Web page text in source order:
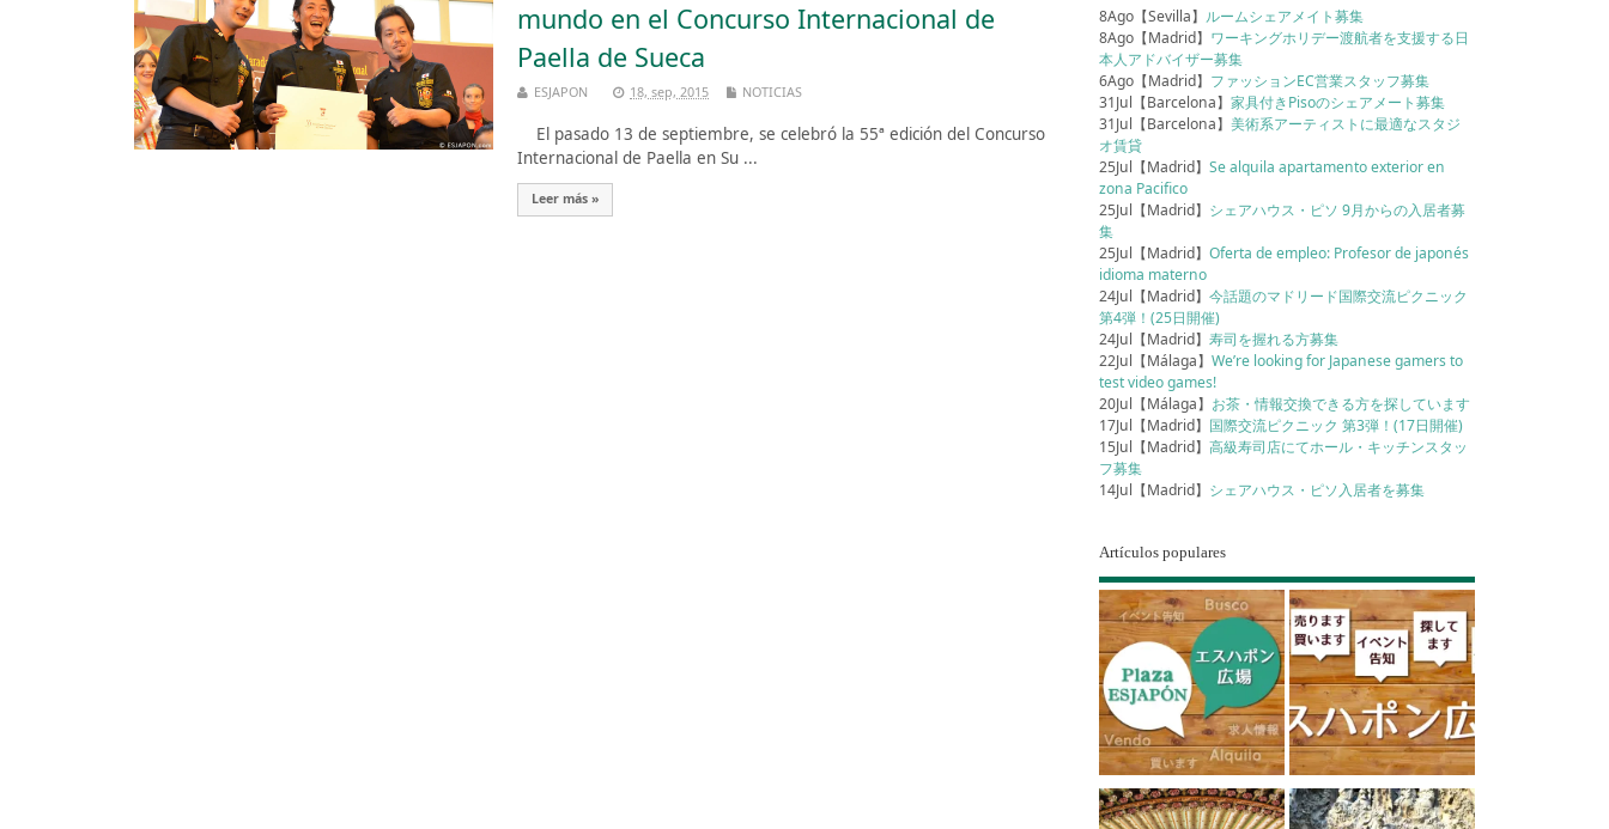
mundo en el Concurso Internacional de
Paella de Sueca
ESJAPON 18, sep, 2015 NOTICIAS
El pasado 13 de septiembre, se celebró la 55ª edición del Concurso
Internacional de Paella en Su ...
Leer más »
8Ago【Sevilla】 ルームシェアメイト募集
8Ago【Madrid】 ワーキングホリデー渡航者を支援する日
本人アドバイザー募集
6Ago【Madrid】 ファッションEC営業スタッフ募集
31Jul【Barcelona】家具付きPisoのシェアメート募集
31Jul【Barcelona】美術系アーティストに最適なスタジ
オ賃貸
25Jul【Madrid】Se alquila apartamento exterior en
zona Pacifico
25Jul【Madrid】 シェアハウス・ピソ 9月からの入居者募
集
25Jul【Madrid】Oferta de empleo: Profesor de japonés
idioma materno
24Jul【Madrid】今話題のマドリード国際交流ピクニック
第4弾！(25日開催)
24Jul【Madrid】寿司を握れる方募集
22Jul【Málaga】We’re looking for Japanese gamers to
test video games!
20Jul【Málaga】 お茶・情報交換できる方を探しています
17Jul【Madrid】 国際交流ピクニック 第3弾！(17日開催)
15Jul【Madrid】高級寿司店にてホール・キッチンスタッ
フ募集
14Jul【Madrid】 シェアハウス・ピソ入居者を募集
Artículos populares